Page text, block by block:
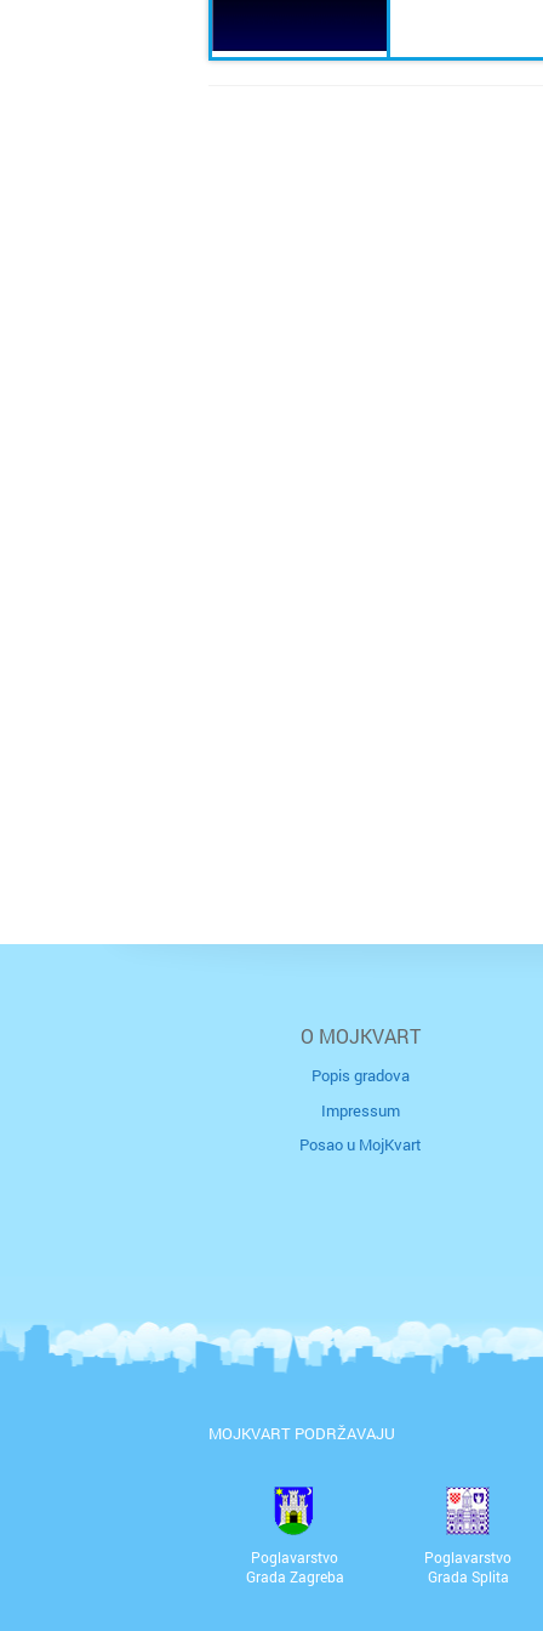
O MOJKVART
Popis gradova
Impressum
Posao u MojKvart
MOJKVART PODRŽAVAJU
Poglavarstvo
Grada Zagreba
Poglavarstvo
Grada Splita